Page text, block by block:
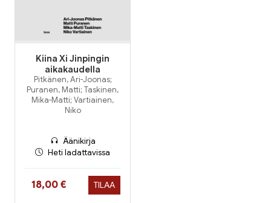
Kiina Xi Jinpingin
aikakaudella
Pitkänen, Ari-Joonas;
Puranen, Matti; Taskinen,
Mika-Matti; Vartiainen,
Niko
Äänikirja
Heti ladattavissa
Hinta nyt
18,00 € TILAA